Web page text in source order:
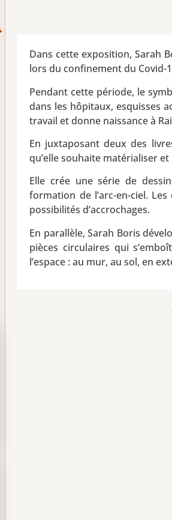
Dans cette exposition, Sarah
lors du confinement du Covid-
Pendant cette période, le
dans les hôpitaux, esquisses
travail et donne naissance à
En juxtaposant deux des
qu’elle souhaite matérialiser
Elle crée une série de
formation de l’arc-en-ciel.
possibilités d’accrochages.
En parallèle, Sarah Boris
pièces circulaires qui
l’espace : au mur, au sol, en